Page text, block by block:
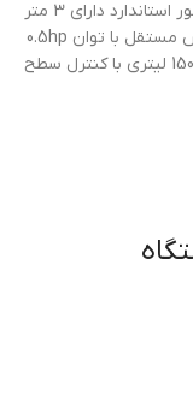
استانداردهاي صنايع غذايي مي باشد ماشين بطور استاندارد داراي 3 متر
كانواير با بدنه استنلس استيل و موتور گيربكس مستقل با توان 0.5hp
ماشين همچنين داراي كلكتور استنلس استيل 150 ليتري با كنترل سطح